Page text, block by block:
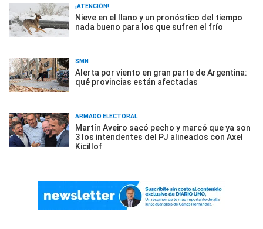
¡ATENCIÓN!
Nieve en el llano y un pronóstico del tiempo
nada bueno para los que sufren el frío
SMN
Alerta por viento en gran parte de Argentina:
qué provincias están afectadas
ARMADO ELECTORAL
Martín Aveiro sacó pecho y marcó que ya son
3 los intendentes del PJ alineados con Axel
Kicillof